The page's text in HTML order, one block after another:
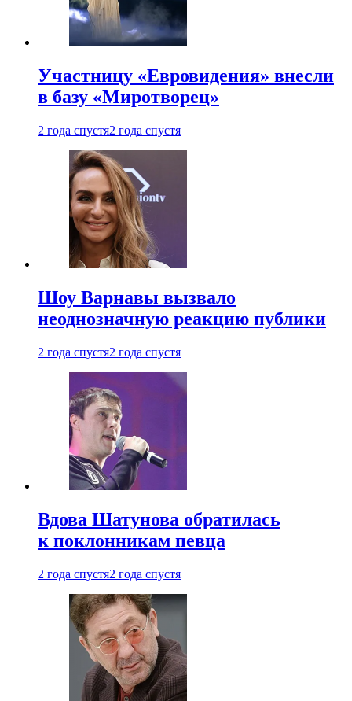
Участницу «Евровидения» внесли
в базу «Миротворец»
2 года спустя2 года спустя
Шоу Варнавы вызвало
неоднозначную реакцию публики
2 года спустя2 года спустя
Вдова Шатунова обратилась
к поклонникам певца
2 года спустя2 года спустя